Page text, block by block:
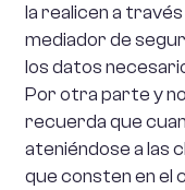
la realicen a
mediador de
los datos
Por otra parte y
recuerda que
ateniéndose a las
que consten en el